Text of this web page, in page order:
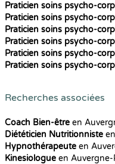
Praticien soins psycho-
Praticien soins psycho-
Praticien soins psycho-
Praticien soins psycho-
Praticien soins psycho-
Praticien soins psycho-
Recherches associées
Coach Bien-être en
Diététicien Nutritionniste
Hypnothérapeute en
Kinesiologue en